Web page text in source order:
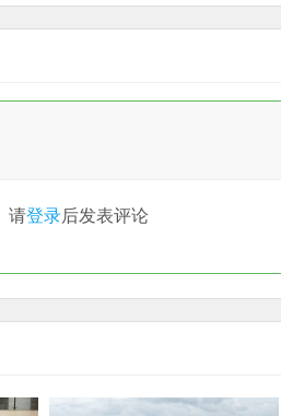
请登录后发表评论